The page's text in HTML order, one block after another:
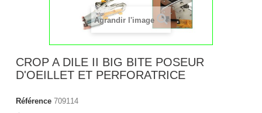
Agrandir l'image
CROP A DILE II BIG BITE POSEUR
D'OEILLET ET PERFORATRICE
Référence 709114